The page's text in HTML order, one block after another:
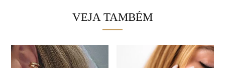
VEJA TAMBÉM